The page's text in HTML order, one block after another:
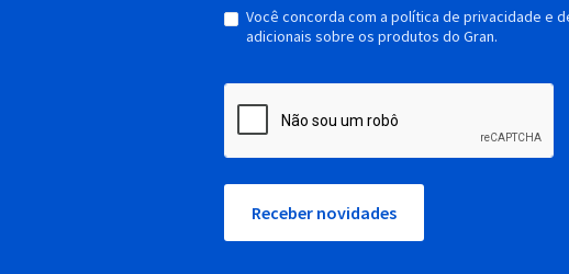
Você concorda com a política de privacidade e
adicionais sobre os produtos do Gran.
Receber novidades